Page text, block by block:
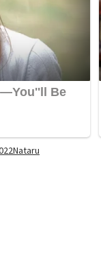
Nataru